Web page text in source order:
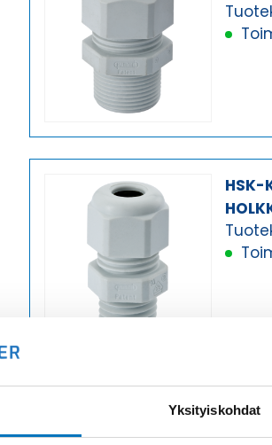
Yksityiskohdat
HSK-
HSK-